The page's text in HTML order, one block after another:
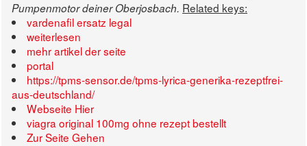
Pumpenmotor deiner Oberjosbach. Related keys:
vardenafil ersatz legal
weiterlesen
mehr artikel der seite
portal
https://tpms-sensor.de/tpms-lyrica-generika-rezeptfrei-
aus-deutschland/
Webseite Hier
viagra original 100mg ohne rezept bestellt
Zur Seite Gehen